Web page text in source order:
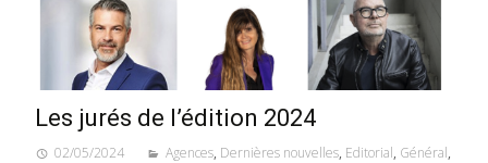
Les jurés de l’édition 2024
02/05/2024 Agences, Dernières nouvelles, Editorial, Général,